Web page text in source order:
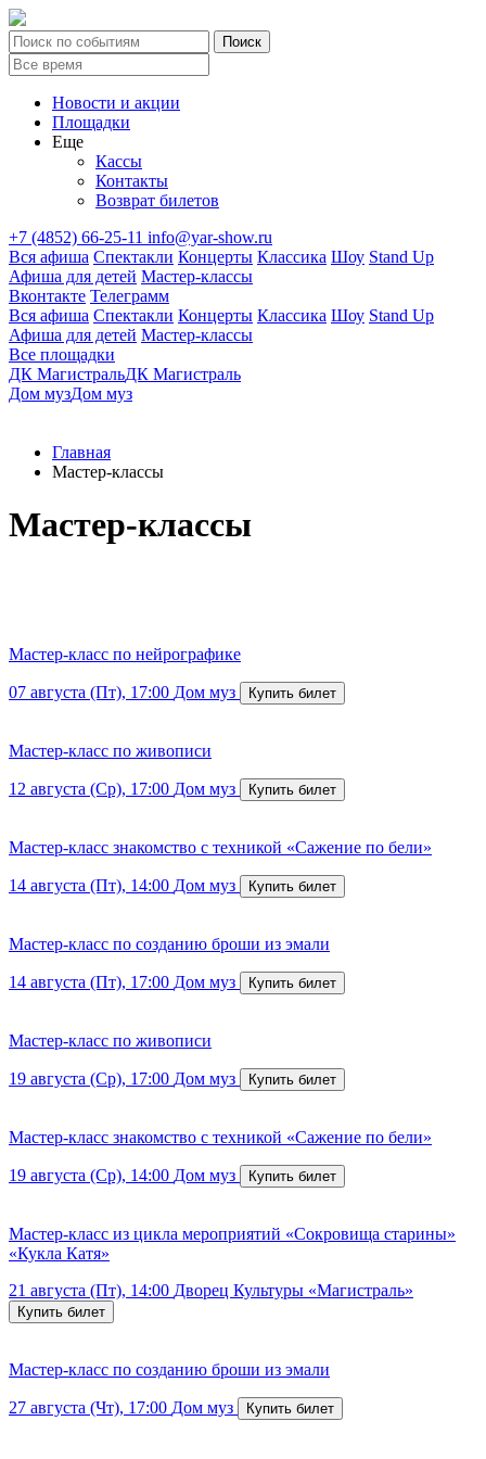
Новости и акции
Площадки
Еще
Кассы
Контакты
Возврат билетов
+7 (4852) 66-25-11 info@yar-show.ru
Вся афиша Спектакли Концерты Классика Шоу Stand Up
Афиша для детей Мастер-классы
Вконтакте Телеграмм
Вся афиша Спектакли Концерты Классика Шоу Stand Up
Афиша для детей Мастер-классы
Все площадки
ДК МагистральДК Магистраль
Дом музДом муз
Главная
Мастер-классы
Мастер-классы
Мастер-класс по нейрографике
07 августа (Пт), 17:00 Дом муз
Мастер-класс по живописи
12 августа (Ср), 17:00 Дом муз
Мастер-класс знакомство с техникой «Сажение по бели»
14 августа (Пт), 14:00 Дом муз
Мастер-класс по созданию броши из эмали
14 августа (Пт), 17:00 Дом муз
Мастер-класс по живописи
19 августа (Ср), 17:00 Дом муз
Мастер-класс знакомство с техникой «Сажение по бели»
19 августа (Ср), 14:00 Дом муз
Мастер-класс из цикла мероприятий «Сокровища старины»
«Кукла Катя»
21 августа (Пт), 14:00 Дворец Культуры «Магистраль»
Мастер-класс по созданию броши из эмали
27 августа (Чт), 17:00 Дом муз